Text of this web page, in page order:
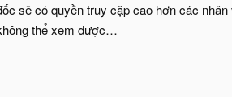
sẽ có quyền truy cập cao hơn các
thể xem được…